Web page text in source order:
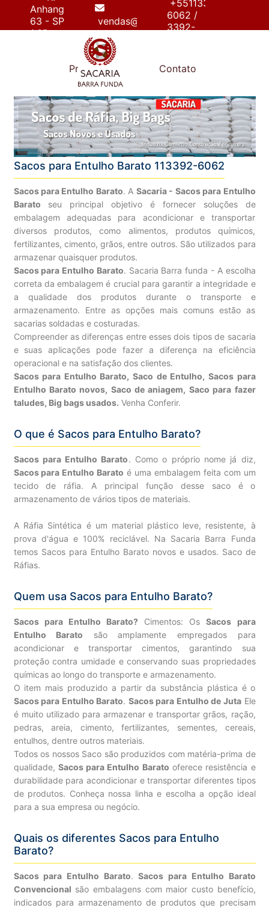
Anhanguera,
63 - SP
/ SP
vendas@sacariabarrafunda.com.br
+55113392-
6062 /
3392-
Produtos Contato
Sacos para Entulho Barato 113392-6062
Sacos para Entulho Barato. A Sacaria - Sacos para Entulho
Barato seu principal objetivo é fornecer soluções de
embalagem adequadas para acondicionar e transportar
diversos produtos, como alimentos, produtos químicos,
fertilizantes, cimento, grãos, entre outros. São utilizados para
armazenar quaisquer produtos.
Sacos para Entulho Barato. Sacaria Barra funda - A escolha
correta da embalagem é crucial para garantir a integridade e
a qualidade dos produtos durante o transporte e
armazenamento. Entre as opções mais comuns estão as
sacarias soldadas e costuradas.
Compreender as diferenças entre esses dois tipos de sacaria
e suas aplicações pode fazer a diferença na eficiência
operacional e na satisfação dos clientes.
Sacos para Entulho Barato, Saco de Entulho, Sacos para
Entulho Barato novos, Saco de aniagem, Saco para fazer
taludes, Big bags usados. Venha Conferir.
O que é Sacos para Entulho Barato?
Sacos para Entulho Barato. Como o próprio nome já diz,
Sacos para Entulho Barato é uma embalagem feita com um
tecido de ráfia. A principal função desse saco é o
armazenamento de vários tipos de materiais.
A Ráfia Sintética é um material plástico leve, resistente, à
prova d'água e 100% reciclável. Na Sacaria Barra Funda
temos Sacos para Entulho Barato novos e usados. Saco de
Ráfias.
Quem usa Sacos para Entulho Barato?
Sacos para Entulho Barato? Cimentos: OsSacos para
Entulho Barato são amplamente empregados para
acondicionar e transportar cimentos, garantindo sua
proteção contra umidade e conservando suas propriedades
químicas ao longo do transporte e armazenamento.
O item mais produzido a partir da substância plástica é o
Sacos para Entulho Barato. Sacos para Entulho de JutaEle
é muito utilizado para armazenar e transportar grãos, ração,
pedras, areia, cimento, fertilizantes, sementes, cereais,
entulhos, dentre outros materiais.
Todos os nossos Saco são produzidos com matéria-prima de
qualidade, Sacos para Entulho Barato oferece resistência e
durabilidade para acondicionar e transportar diferentes tipos
de produtos. Conheça nossa linha e escolha a opção ideal
para a sua empresa ou negócio.
Quais os diferentes Sacos para Entulho
Barato?
Sacos para Entulho Barato.Sacos para Entulho Barato
Convencional são embalagens com maior custo benefício,
indicados para armazenamento de produtos que precisam